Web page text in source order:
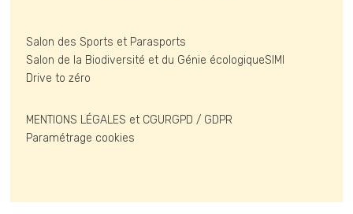
Salon des Sports et Parasports
Salon de la Biodiversité et du Génie écologiqueSIMI
Drive to zéro
MENTIONS LÉGALES et CGURGPD / GDPR
Paramétrage cookies